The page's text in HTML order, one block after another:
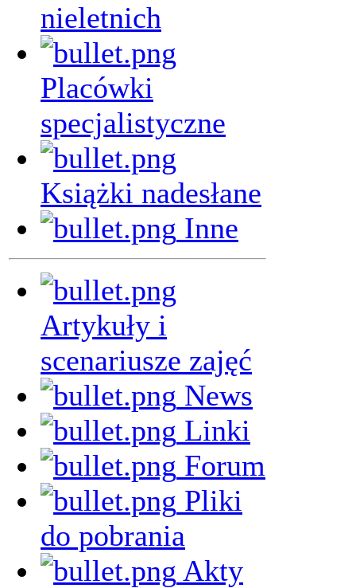
nieletnich
Placówki
specjalistyczne
Książki nadesłane
Inne
Artykuły i
scenariusze zajęć
News
Linki
Forum
Pliki
do pobrania
Akty